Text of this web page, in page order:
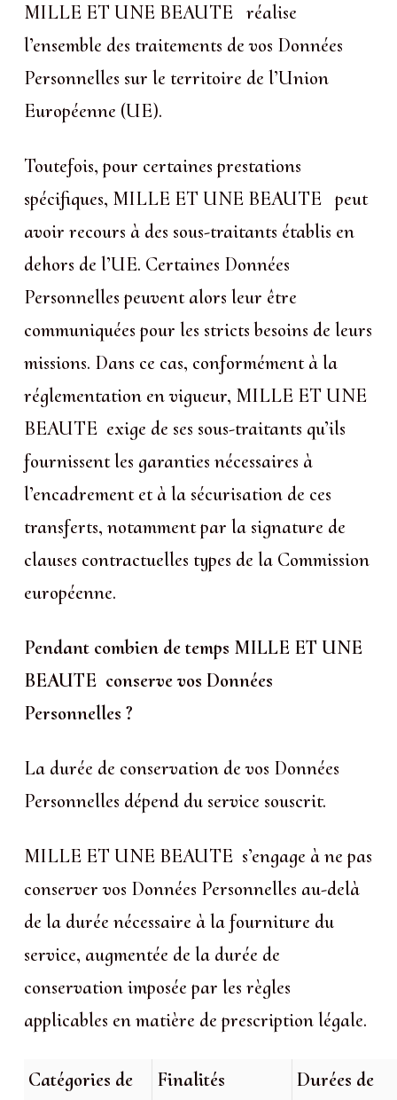
MILLE ET UNE BEAUTE réalise
l’ensemble des traitements de vos Données
Personnelles sur le territoire de l’Union
Européenne (UE).
Toutefois, pour certaines prestations
spécifiques, MILLE ET UNE BEAUTE peut
avoir recours à des sous-traitants établis en
dehors de l’UE. Certaines Données
Personnelles peuvent alors leur être
communiquées pour les stricts besoins de leurs
missions. Dans ce cas, conformément à la
réglementation en vigueur, MILLE ET UNE
BEAUTE exige de ses sous-traitants qu’ils
fournissent les garanties nécessaires à
l’encadrement et à la sécurisation de ces
transferts, notamment par la signature de
clauses contractuelles types de la Commission
européenne.
Pendant combien de temps MILLE ET UNE
BEAUTE conserve vos Données
Personnelles ?
La durée de conservation de vos Données
Personnelles dépend du service souscrit.
MILLE ET UNE BEAUTE s’engage à ne pas
conserver vos Données Personnelles au-delà
de la durée nécessaire à la fourniture du
service, augmentée de la durée de
conservation imposée par les règles
applicables en matière de prescription légale.
Catégories de
Finalités
Durées de